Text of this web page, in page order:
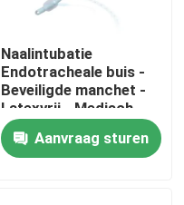
Naalintubatie
Endotracheale buis -
Beveiligde manchet -
Latexvrij - Medisch
PVC - Duidelijke
markeringen
Aanvraag sturen